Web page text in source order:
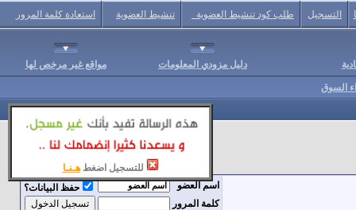
للتسجيل اضغط هـنـا
التسجيل طلب كود تنشيط العضوية تنشيط العضوية استعادة كلمة المرور
دليل مزودي المعلومات مواقع غير مرخص لها
السوق
اسم العضو
حفظ البيانات؟
كلمة المرور